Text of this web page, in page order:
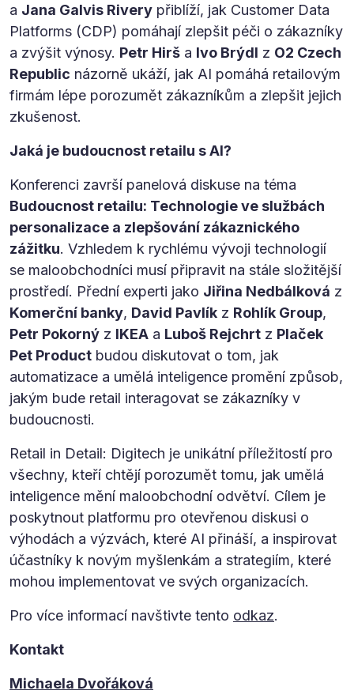
a Jana Galvis Rivery přiblíží, jak Customer Data
Platforms (CDP) pomáhají zlepšit péči o zákazníky
a zvýšit výnosy. Petr Hirš a Ivo Brýdl z O2 Czech
Republic názorně ukáží, jak AI pomáhá retailovým
firmám lépe porozumět zákazníkům a zlepšit jejich
zkušenost.
Jaká je budoucnost retailu s AI?
Konferenci završí panelová diskuse na téma
Budoucnost retailu: Technologie ve službách
personalizace a zlepšování zákaznického
zážitku. Vzhledem k rychlému vývoji technologií
se maloobchodníci musí připravit na stále složitější
prostředí. Přední experti jako Jiřina Nedbálková z
Komerční banky, David Pavlík z Rohlík Group,
Petr Pokorný z IKEA a Luboš Rejchrt z Plaček
Pet Product budou diskutovat o tom, jak
automatizace a umělá inteligence promění způsob,
jakým bude retail interagovat se zákazníky v
budoucnosti.
Retail in Detail: Digitech je unikátní příležitostí pro
všechny, kteří chtějí porozumět tomu, jak umělá
inteligence mění maloobchodní odvětví. Cílem je
poskytnout platformu pro otevřenou diskusi o
výhodách a výzvách, které AI přináší, a inspirovat
účastníky k novým myšlenkám a strategiím, které
mohou implementovat ve svých organizacích.
Pro více informací navštivte tento odkaz.
Kontakt
Michaela Dvořáková